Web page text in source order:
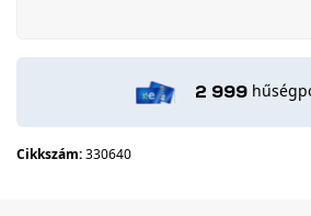
2 999
Cikkszám:330640